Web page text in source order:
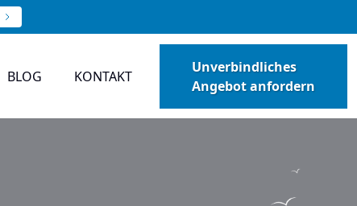
BLOG KONTAKT
Unverbindliches
Angebot anfordern